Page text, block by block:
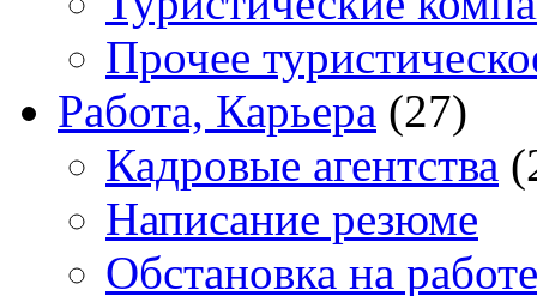
Прочее
Работа, Карьера (27)
Кадровые агентства
Написание резюме
Обстановка на работе